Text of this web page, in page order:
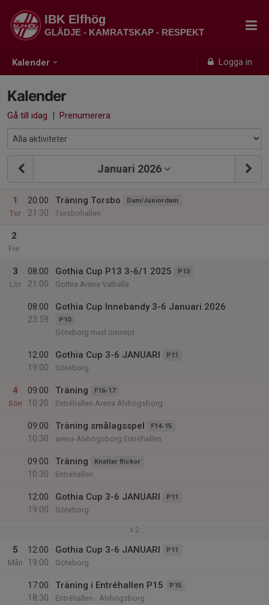
Kalender Logga in
IBK Elfhög
GLÄDJE - KAMRATSKAP - RESPEKT
Kalender
Gå till idag | Prenumerera
Januari 2026
1
Tor
20:00
21:30
Träning Torsbo Dam/Juniordam
Torsbohallen
2
Fre
3
Lör
08:00
21:00
Gothia Cup P13 3-6/1 2025 P13
Gothia Arena Valhalla
08:00
23:59
Gothia Cup Innebandy 3-6 Januari 2026
P10
Göteborg med omnejd
12:00
19:00
Gothia Cup 3-6 JANUARI P11
Göteborg
4
Sön
09:00
10:20
Träning F16-17
Entréhallen Arena Älvhögsborg
09:00
10:30
Träning smålagsspel F14-15
arena Älvhögsborg Entréhallen
09:00
10:30
Träning Knattar flickor
Entréhallen
12:00
19:00
Gothia Cup 3-6 JANUARI P11
Göteborg
v.2
5
Mån
12:00
19:00
Gothia Cup 3-6 JANUARI P11
Göteborg
17:00
18:30
Träning i Entréhallen P15 P15
Entréhallen - Älvhögsborg